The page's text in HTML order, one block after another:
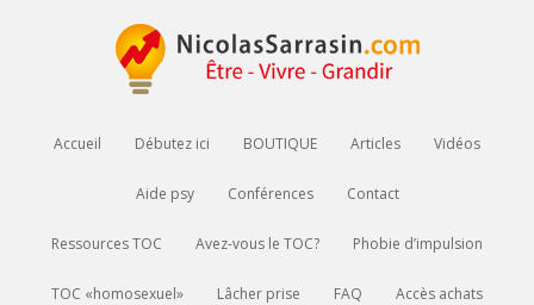
Accueil Débutez ici BOUTIQUE Articles Vidéos
Aide psy Conférences Contact
Ressources TOC Avez-vous le TOC? Phobie d’impulsion
TOC «homosexuel» Lâcher prise FAQ Accès achats